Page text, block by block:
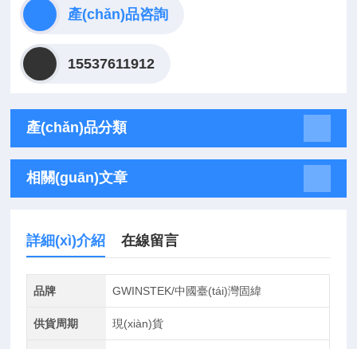
產(chǎn)品咨詢
15537611912
產(chǎn)品分類
相關(guān)文章
詳細(xì)介紹 在線留言
品牌 GWINSTEK/中國臺(tái)灣固緯
供貨周期 現(xiàn)貨